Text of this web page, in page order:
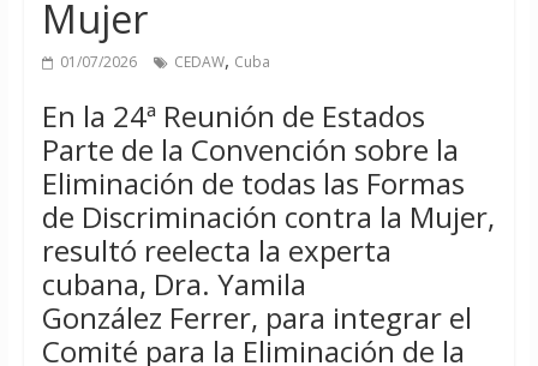
Mujer
01/07/2026 CEDAW, Cuba
En la 24ª Reunión de Estados
Parte de la Convención sobre la
Eliminación de todas las Formas
de Discriminación contra la Mujer,
resultó reelecta la experta
cubana, Dra. Yamila
González Ferrer, para integrar el
Comité para la Eliminación de la